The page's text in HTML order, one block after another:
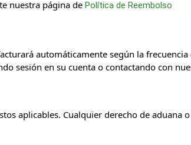
nuestra página de Política de Reembolso
automáticamente según la
sesión en su cuenta o contactando con
aplicables. Cualquier derecho de aduana